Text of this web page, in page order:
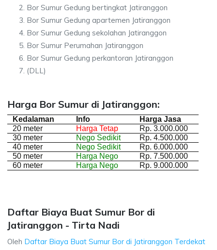
Bor Sumur Gedung bertingkat Jatiranggon
Bor Sumur Gedung apartemen Jatiranggon
Bor Sumur Gedung sekolahan Jatiranggon
Bor Sumur Perumahan Jatiranggon
Bor Sumur Gedung perkantoran Jatiranggon
(DLL)
Harga Bor Sumur di Jatiranggon:
Kedalaman Info
Harga Jasa
20 meter
Harga Tetap
Rp. 3.000.000
30 meter
Nego Sedikit
Rp. 4.500.000
40 meter
Nego Sedikit
Rp. 6.000.000
50 meter
Harga Nego
Rp. 7.500.000
60 meter
Harga Nego Rp. 9.000.000
Daftar Biaya Buat Sumur Bor di
Jatiranggon - Tirta Nadi
Oleh Daftar Biaya Buat Sumur Bor di Jatiranggon Terdekat